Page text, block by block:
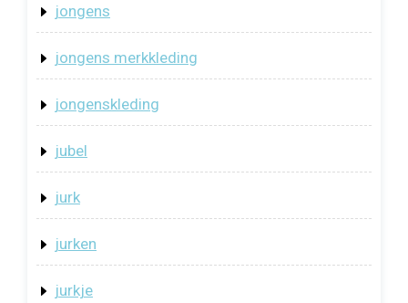
jongens
jongens merkkleding
jongenskleding
jubel
jurk
jurken
jurkje